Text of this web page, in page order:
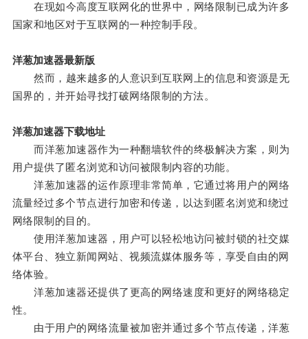
在现如今高度互联网化的世界中，网络限制已成为许多
国家和地区对于互联网的一种控制手段。
洋葱加速器最新版
然而，越来越多的人意识到互联网上的信息和资源是无
国界的，并开始寻找打破网络限制的方法。
洋葱加速器下载地址
而洋葱加速器作为一种翻墙软件的终极解决方案，则为
用户提供了匿名浏览和访问被限制内容的功能。
洋葱加速器的运作原理非常简单，它通过将用户的网络
流量经过多个节点进行加密和传递，以达到匿名浏览和绕过
网络限制的目的。
使用洋葱加速器，用户可以轻松地访问被封锁的社交媒
体平台、独立新闻网站、视频流媒体服务等，享受自由的网
络体验。
洋葱加速器还提供了更高的网络速度和更好的网络稳定
性。
由于用户的网络流量被加密并通过多个节点传递，洋葱